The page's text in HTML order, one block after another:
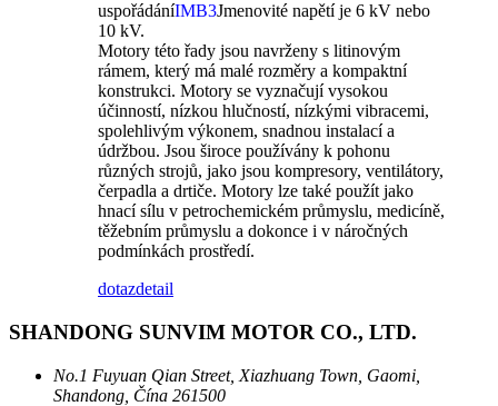
uspořádáníIMB3Jmenovité napětí je 6 kV nebo
10 kV.
Motory této řady jsou navrženy s litinovým
rámem, který má malé rozměry a kompaktní
konstrukci. Motory se vyznačují vysokou
účinností, nízkou hlučností, nízkými vibracemi,
spolehlivým výkonem, snadnou instalací a
údržbou. Jsou široce používány k pohonu
různých strojů, jako jsou kompresory, ventilátory,
čerpadla a drtiče. Motory lze také použít jako
hnací sílu v petrochemickém průmyslu, medicíně,
těžebním průmyslu a dokonce i v náročných
podmínkách prostředí.
dotazdetail
SHANDONG SUNVIM MOTOR CO., LTD.
No.1 Fuyuan Qian Street, Xiazhuang Town, Gaomi,
Shandong, Čína 261500